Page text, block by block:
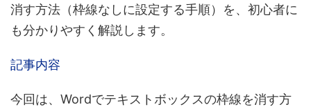
消す方法（枠線なしに設定する手順） を、初心者に
も分かりやすく解説します。
記事内容
今回は、 Wordでテキストボックスの枠線を消す方